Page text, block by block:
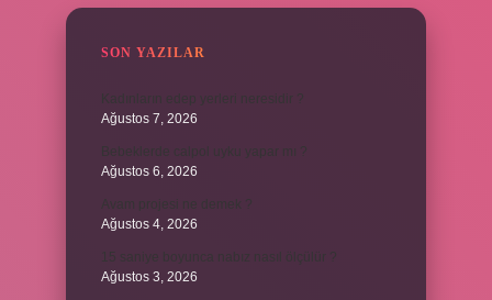
SON YAZILAR
Kadınların edep yerleri neresidir ?
Ağustos 7, 2026
Bebeklerde calpol uyku yapar mı ?
Ağustos 6, 2026
Avam projesi ne demek ?
Ağustos 4, 2026
15 saniye boyunca nabız nasıl ölçülür ?
Ağustos 3, 2026